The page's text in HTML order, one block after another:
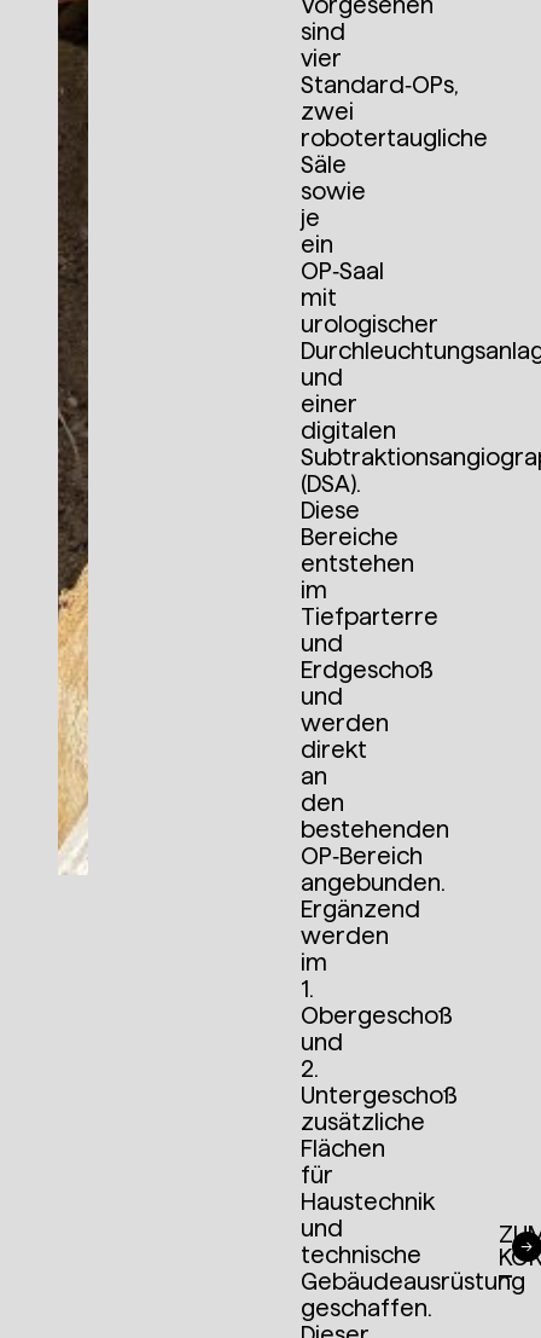
sind
vier
Standard‑OPs,
zwei
robotertaugliche
Säle
sowie
je
ein
OP‑Saal
mit
urologischer
und
einer
digitalen
(DSA).
Diese
Bereiche
entstehen
im
Tiefparterre
und
Erdgeschoß
und
werden
direkt
an
den
bestehenden
OP‑Bereich
angebunden.
Ergänzend
werden
im
1.
Obergeschoß
und
2.
Untergeschoß
zusätzliche
Flächen
für
Haustechnik
und
technische
Gebäudeausrüstung
geschaffen.